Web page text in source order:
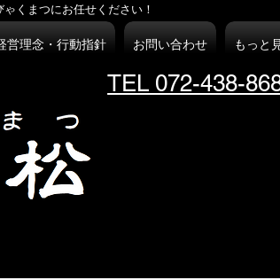
営理念・行動指針 お問い合わせ もっと
TEL 072-438-
くまつにお任せください！